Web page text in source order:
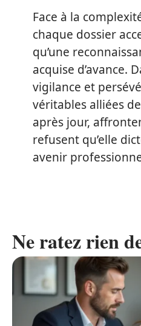
Face à la
chaque dossier
qu’une
acquise d’avance.
vigilance et
véritables alliées
après jour,
refusent qu’elle
avenir
Ne ratez rien